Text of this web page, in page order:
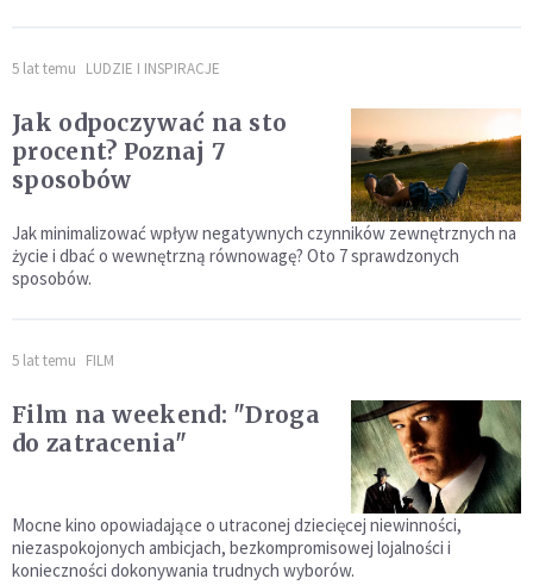
5 lat temu LUDZIE I INSPIRACJE
Jak odpoczywać na sto
procent? Poznaj 7
sposobów
Jak minimalizować wpływ negatywnych czynników zewnętrznych na
życie i dbać o wewnętrzną równowagę? Oto 7 sprawdzonych
sposobów.
5 lat temu FILM
Film na weekend: "Droga
do zatracenia"
Mocne kino opowiadające o utraconej dziecięcej niewinności,
niezaspokojonych ambicjach, bezkompromisowej lojalności i
konieczności dokonywania trudnych wyborów.